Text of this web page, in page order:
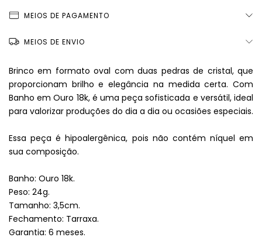
MEIOS DE PAGAMENTO
MEIOS DE ENVIO
Brinco em formato oval com duas pedras de cristal, que
proporcionam brilho e elegância na medida certa. Com
Banho em Ouro 18k, é uma peça sofisticada e versátil, ideal
para valorizar produções do dia a dia ou ocasiões especiais.
Essa peça é hipoalergênica, pois não contém níquel em
sua composição.
Banho: Ouro 18k.
Peso: 24g.
Tamanho: 3,5cm.
Fechamento: Tarraxa.
Garantia: 6 meses.